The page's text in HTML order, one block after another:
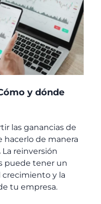
y dónde
las ganancias de
de manera
La reinversión
puede tener un
y la
tu empresa.